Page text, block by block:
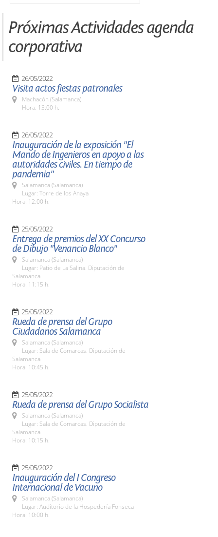
Próximas Actividades agenda
corporativa
26/05/2022
Visita actos fiestas patronales
Machacón (Salamanca)
Hora: 13:00 h.
26/05/2022
Inauguración de la exposición "El
Mando de Ingenieros en apoyo a las
autoridades civiles. En tiempo de
pandemia"
Salamanca (Salamanca)
Lugar: Torre de los Anaya
Hora: 12:00 h.
25/05/2022
Entrega de premios del XX Concurso
de Dibujo "Venancio Blanco"
Salamanca (Salamanca)
Lugar: Patio de La Salina. Diputación de
Salamanca
Hora: 11:15 h.
25/05/2022
Rueda de prensa del Grupo
Ciudadanos Salamanca
Salamanca (Salamanca)
Lugar: Sala de Comarcas. Diputación de
Salamanca
Hora: 10:45 h.
25/05/2022
Rueda de prensa del Grupo Socialista
Salamanca (Salamanca)
Lugar: Sala de Comarcas. Diputación de
Salamanca
Hora: 10:15 h.
25/05/2022
Inauguración del I Congreso
Internacional de Vacuno
Salamanca (Salamanca)
Lugar: Auditorio de la Hospedería Fonseca
Hora: 10:00 h.